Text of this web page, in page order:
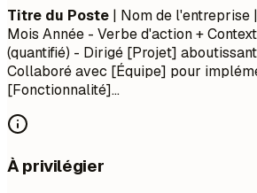
Titre du Poste | Nom de l'entreprise
Mois Année - Verbe d'action +
(quantifié) - Dirigé [Projet]
Collaboré avec [Équipe] pour
[Fonctionnalité]...
À privilégier